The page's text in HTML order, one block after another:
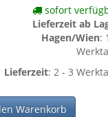
sofort
Lieferzeit ab
Hagen/Wien:
Lieferzeit: 2 - 3
Warenkorb